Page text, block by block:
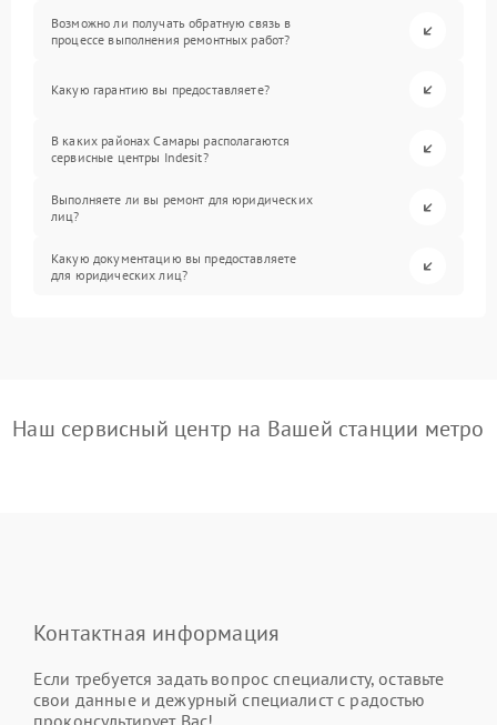
Возможно ли получать обратную связь в
процессе выполнения ремонтных работ?
Какую гарантию вы предоставляете?
В каких районах Самары располагаются
сервисные центры Indesit?
Выполняете ли вы ремонт для юридических
лиц?
Какую документацию вы предоставляете
для юридических лиц?
Наш сервисный центр на Вашей станции метро
Контактная информация
Если требуется задать вопрос специалисту, оставьте
свои данные и дежурный специалист с радостью